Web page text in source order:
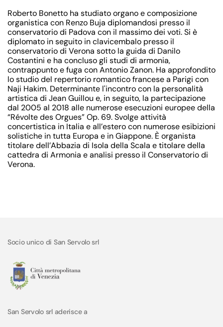
Roberto Bonetto ha studiato organo e composizione
organistica con Renzo Buja diplomandosi presso il
conservatorio di Padova con il massimo dei voti. Si è
diplomato in seguito in clavicembalo presso il
conservatorio di Verona sotto la guida di Danilo
Costantini e ha concluso gli studi di armonia,
contrappunto e fuga con Antonio Zanon. Ha approfondito
lo studio del repertorio romantico francese a Parigi con
Naji Hakim. Determinante l'incontro con la personalità
artistica di Jean Guillou e, in seguito, la partecipazione
dal 2005 al 2018 alle numerose esecuzioni europee della
“Révolte des Orgues” Op. 69. Svolge attività
concertistica in Italia e all’estero con numerose esibizioni
solistiche in tutta Europa e in Giappone. È organista
titolare dell’Abbazia di Isola della Scala e titolare della
cattedra di Armonia e analisi presso il Conservatorio di
Verona.
Socio unico di San Servolo srl
San Servolo srl aderisce a